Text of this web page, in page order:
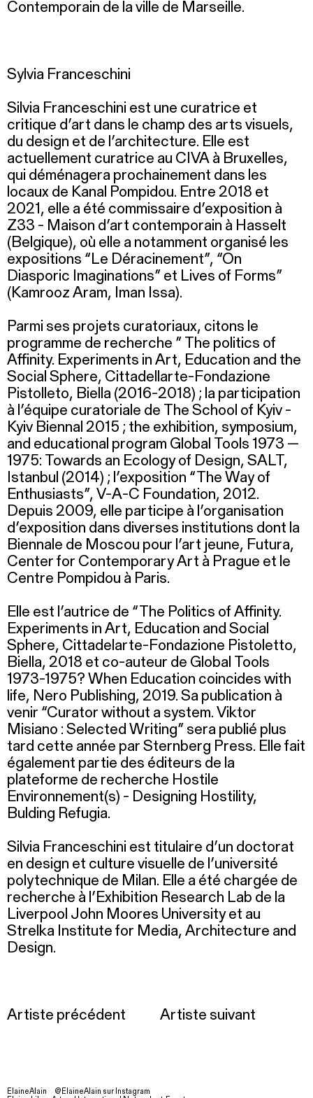
Contemporain de la ville de Marseille.
Sylvia Franceschini
Silvia Franceschini est une curatrice et
critique d’art dans le champ des arts visuels,
du design et de l’architecture. Elle est
actuellement curatrice au CIVA à Bruxelles,
qui déménagera prochainement dans les
locaux de Kanal Pompidou. Entre 2018 et
2021, elle a été commissaire d’exposition à
Z33 - Maison d’art contemporain à Hasselt
(Belgique), où elle a notamment organisé les
expositions “Le Déracinement”, “On
Diasporic Imaginations” et Lives of Forms”
(Kamrooz Aram, Iman Issa).
Parmi ses projets curatoriaux, citons le
programme de recherche ” The politics of
Affinity. Experiments in Art, Education and the
Social Sphere, Cittadellarte-Fondazione
Pistolleto, Biella (2016-2018) ; la participation
à l’équipe curatoriale de The School of Kyiv -
Kyiv Biennal 2015 ; the exhibition, symposium,
and educational program Global Tools 1973 —
1975: Towards an Ecology of Design, SALT,
Istanbul (2014) ; l’exposition “The Way of
Enthusiasts”, V-A-C Foundation, 2012.
Depuis 2009, elle participe à l’organisation
d’exposition dans diverses institutions dont la
Biennale de Moscou pour l’art jeune, Futura,
Center for Contemporary Art à Prague et le
Centre Pompidou à Paris.
Elle est l’autrice de “The Politics of Affinity.
Experiments in Art, Education and Social
Sphere, Cittadelarte-Fondazione Pistoletto,
Biella, 2018 et co-auteur de Global Tools
1973-1975? When Education coincides with
life, Nero Publishing, 2019. Sa publication à
venir “Curator without a system. Viktor
Misiano : Selected Writing” sera publié plus
tard cette année par Sternberg Press. Elle fait
également partie des éditeurs de la
plateforme de recherche Hostile
Environnement(s) - Designing Hostility,
Bulding Refugia.
Silvia Franceschini est titulaire d’un doctorat
en design et culture visuelle de l’université
polytechnique de Milan. Elle a été chargée de
recherche à l’Exhibition Research Lab de la
Liverpool John Moores University et au
Strelka Institute for Media, Architecture and
Design.
Artiste précédent Artiste suivant
ElaineAlain
@ElaineAlain sur Instagram